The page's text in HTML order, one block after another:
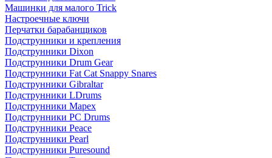
Машинки для малого Trick
Настроечные ключи
Перчатки барабанщиков
Подструнники и крепления
Подструнники Dixon
Подструнники Drum Gear
Подструнники Fat Cat Snappy Snares
Подструнники Gibraltar
Подструнники LDrums
Подструнники Mapex
Подструнники PC Drums
Подструнники Peace
Подструнники Pearl
Подструнники Puresound